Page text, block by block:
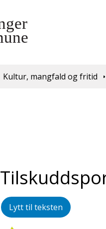
Kultur, mangfald og fritid
Lytt til teksten